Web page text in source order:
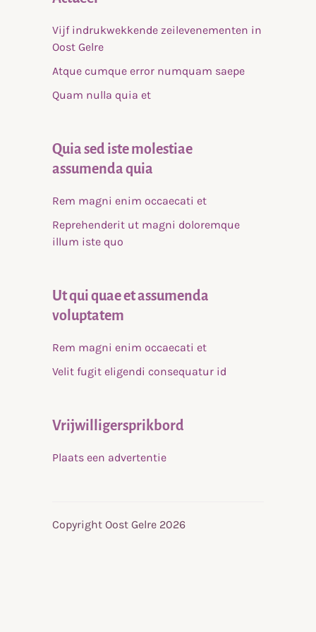
Vijf indrukwekkende zeilevenementen in
Oost Gelre
Atque cumque error numquam saepe
Quam nulla quia et
Quia sed iste molestiae
assumenda quia
Rem magni enim occaecati et
Reprehenderit ut magni doloremque
illum iste quo
Ut qui quae et assumenda
voluptatem
Rem magni enim occaecati et
Velit fugit eligendi consequatur id
Vrijwilligersprikbord
Plaats een advertentie
Copyright Oost Gelre 2026